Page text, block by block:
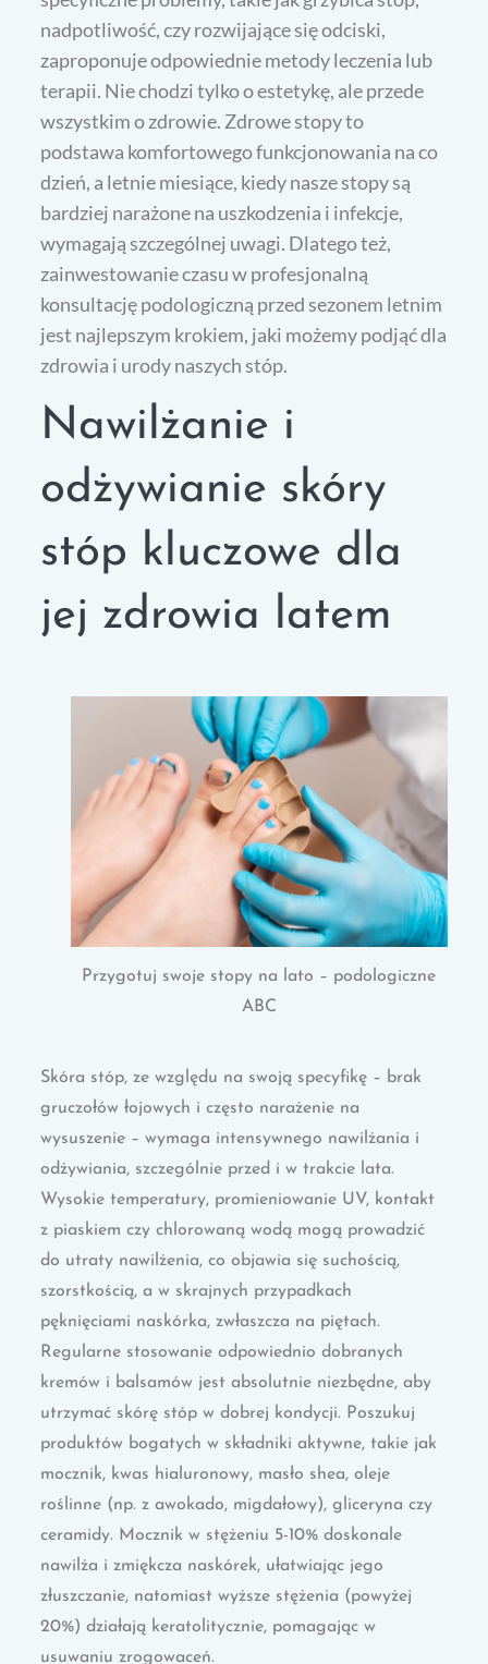
nadpotliwość, czy rozwijające się odciski,
zaproponuje odpowiednie metody leczenia lub
terapii. Nie chodzi tylko o estetykę, ale przede
wszystkim o zdrowie. Zdrowe stopy to
podstawa komfortowego funkcjonowania na co
dzień, a letnie miesiące, kiedy nasze stopy są
bardziej narażone na uszkodzenia i infekcje,
wymagają szczególnej uwagi. Dlatego też,
zainwestowanie czasu w profesjonalną
konsultację podologiczną przed sezonem letnim
jest najlepszym krokiem, jaki możemy podjąć dla
zdrowia i urody naszych stóp.
Nawilżanie i
odżywianie skóry
stóp kluczowe dla
jej zdrowia latem
Przygotuj swoje stopy na lato – podologiczne
ABC
Skóra stóp, ze względu na swoją specyfikę – brak
gruczołów łojowych i często narażenie na
wysuszenie – wymaga intensywnego nawilżania i
odżywiania, szczególnie przed i w trakcie lata.
Wysokie temperatury, promieniowanie UV, kontakt
z piaskiem czy chlorowaną wodą mogą prowadzić
do utraty nawilżenia, co objawia się suchością,
szorstkością, a w skrajnych przypadkach
pęknięciami naskórka, zwłaszcza na piętach.
Regularne stosowanie odpowiednio dobranych
kremów i balsamów jest absolutnie niezbędne, aby
utrzymać skórę stóp w dobrej kondycji. Poszukuj
produktów bogatych w składniki aktywne, takie jak
mocznik, kwas hialuronowy, masło shea, oleje
roślinne (np. z awokado, migdałowy), gliceryna czy
ceramidy. Mocznik w stężeniu 5-10% doskonale
nawilża i zmiękcza naskórek, ułatwiając jego
złuszczanie, natomiast wyższe stężenia (powyżej
20%) działają keratolitycznie, pomagając w
usuwaniu zrogowaceń.